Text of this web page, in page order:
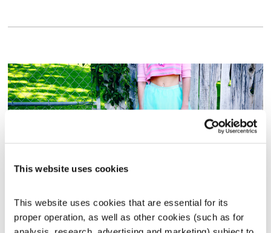
This website uses cookies
This website uses cookies that are essential for its
proper operation, as well as other cookies (such as for
ייחודיות